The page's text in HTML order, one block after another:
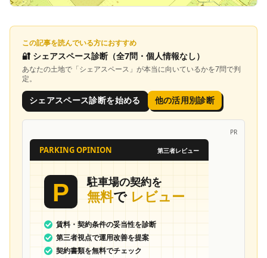
この記事を読んでいる方におすすめ
🔐 シェアスペース診断 （全7問・個人情報なし）
あなたの土地で「シェアスペース 」が本当に向いているかを7問で判
定。
シェアスペース診断を始める 他の活用別診断
PR